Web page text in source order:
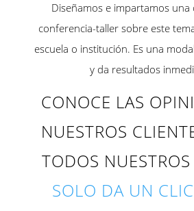
Diseñamos e impartamos una
conferencia-taller sobre este
escuela o institución. Es una
y da resultados
CONOCE LAS
NUESTROS
TODOS
SOLO DA UN